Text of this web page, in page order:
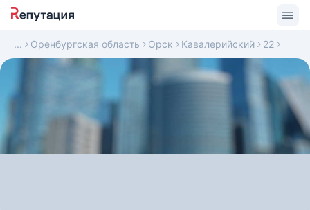
Оренбургская область Орск Кавалерийский 22